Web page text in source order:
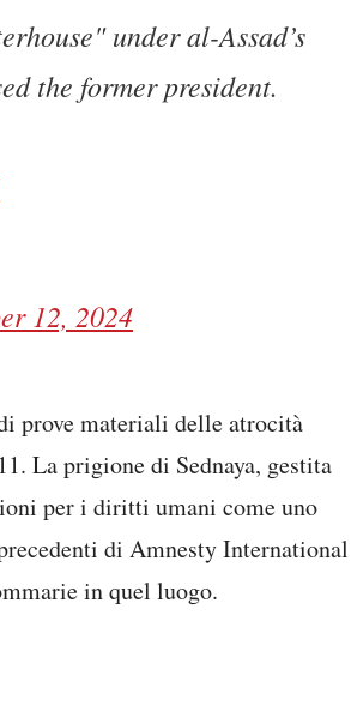
under al-Assad’s
the former president.
12, 2024
prove materiali delle atrocità
La prigione di Sednaya, gestita
per i diritti umani come uno
di Amnesty International
in quel luogo.